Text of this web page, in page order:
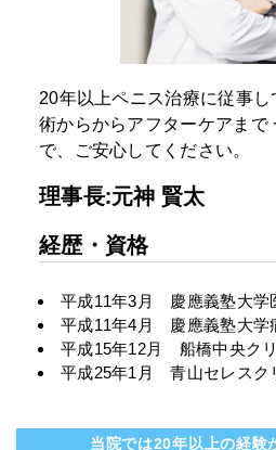
20年以上ペニス治療に従事
術からからアフターケアまで
で、ご安心してください。
理事長:元神 賢太
経歴・資格
平成11年3月 慶應義塾大学
平成11年4月 慶應義塾大学
平成15年12月 船橋中央ク
平成25年1月 青山セレス
当院では20年以上の経験